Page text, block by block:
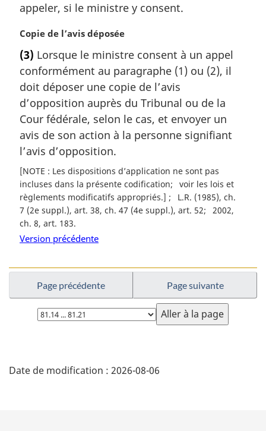
:appeler, si le ministre y consent.
N
t
e
m
a
g
i
n
l
e
:
Copie de l’avis déposée
(3) Lorsque le ministre consent à un appel
conformément au paragraphe (1) ou (2), il
doit déposer une copie de l’avis
d’opposition auprès du Tribunal ou de la
Cour fédérale, selon le cas, et envoyer un
avis de son action à la personne signifiant
l’avis d’opposition.
[NOTE : Les dispositions d’application ne sont pas
incluses dans la présente codification
voir les lois et
règlements modificatifs appropriés.]
L.R. (1985), ch.
7 (2e suppl.), art. 38, ch. 47 (4e suppl.), art. 52
2002,
ch. 8, art. 183
Version précédente
Page précédente Page suivante
Choisissez
la
é
Date de modification : 2026-08-06